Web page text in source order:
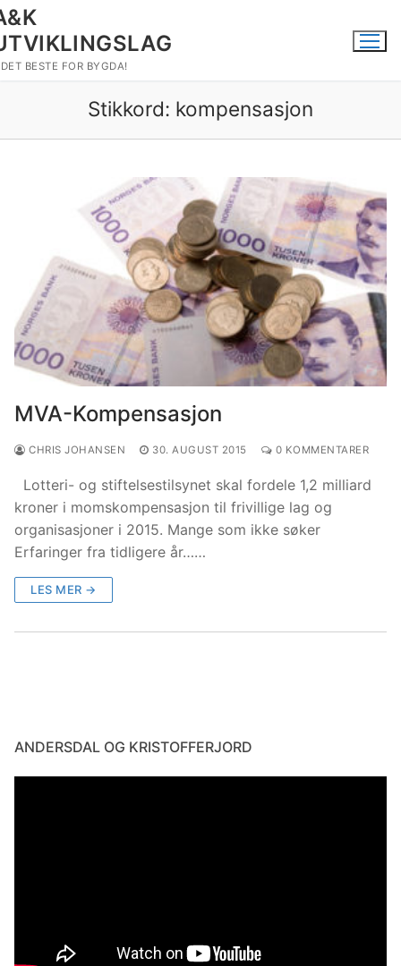
Hopp
til
innholdet
BESTE FOR BYGDA!
Stikkord: kompensasjon
MVA-Kompensasjon
CHRIS JOHANSEN 30. AUGUST 2015 0 KOMMENTARER
Lotteri- og stiftelsestilsynet skal fordele 1,2 milliard
kroner i momskompensasjon til frivillige lag og
organisasjoner i 2015. Mange som ikke søker
Erfaringer fra tidligere år……
LES MER →
ANDERSDAL OG KRISTOFFERJORD